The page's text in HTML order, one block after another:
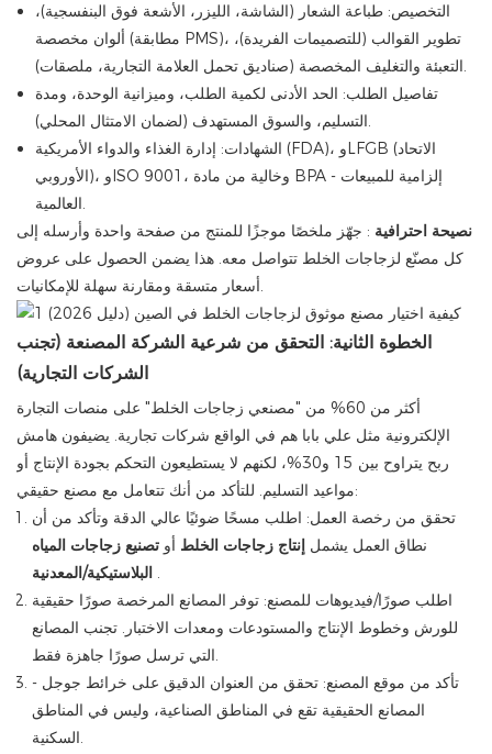
التخصيص: طباعة الشعار (الشاشة، الليزر، الأشعة فوق البنفسجية)،
ألوان مخصصة (مطابقة PMS)، تطوير القوالب (للتصميمات الفريدة)،
التعبئة والتغليف المخصصة (صناديق تحمل العلامة التجارية، ملصقات).
تفاصيل الطلب: الحد الأدنى لكمية الطلب، وميزانية الوحدة، ومدة
التسليم، والسوق المستهدف (لضمان الامتثال المحلي).
الشهادات: إدارة الغذاء والدواء الأمريكية (FDA)، وLFGB (الاتحاد
الأوروبي)، وISO 9001، وخالية من مادة BPA - إلزامية للمبيعات
العالمية.
نصيحة احترافية : جهّز ملخصًا موجزًا ​​للمنتج من صفحة واحدة وأرسله إلى
كل مصنّع لزجاجات الخلط تتواصل معه. هذا يضمن الحصول على عروض
أسعار متسقة ومقارنة سهلة للإمكانيات.
الخطوة الثانية: التحقق من شرعية الشركة المصنعة (تجنب
الشركات التجارية)
أكثر من 60% من "مصنعي زجاجات الخلط" على منصات التجارة
الإلكترونية مثل علي بابا هم في الواقع شركات تجارية. يضيفون هامش
ربح يتراوح بين 15 و30%، لكنهم لا يستطيعون التحكم بجودة الإنتاج أو
مواعيد التسليم. للتأكد من أنك تتعامل مع مصنع حقيقي:
تحقق من رخصة العمل: اطلب مسحًا ضوئيًا عالي الدقة وتأكد من أن
نطاق العمل يشمل إنتاج زجاجات الخلط أو تصنيع زجاجات المياه
البلاستيكية/المعدنية .
اطلب صورًا/فيديوهات للمصنع: توفر المصانع المرخصة صورًا حقيقية
للورش وخطوط الإنتاج والمستودعات ومعدات الاختبار. تجنب المصانع
التي ترسل صورًا جاهزة فقط.
تأكد من موقع المصنع: تحقق من العنوان الدقيق على خرائط جوجل -
المصانع الحقيقية تقع في المناطق الصناعية، وليس في المناطق
السكنية.